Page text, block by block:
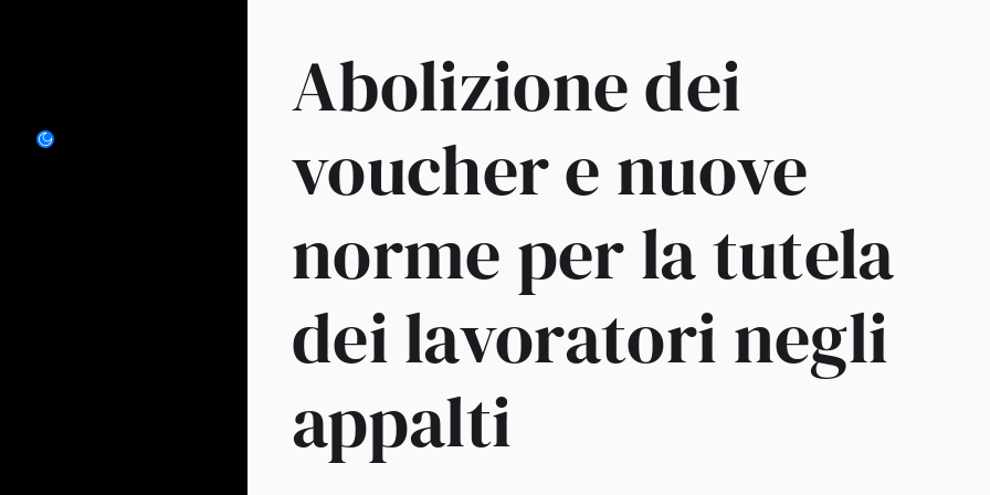
Abolizione dei
voucher e nuove
norme per la tutela
dei lavoratori negli
appalti